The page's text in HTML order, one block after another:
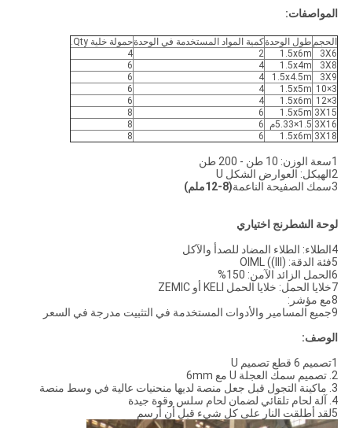
المواصفات:
الحجم طول الوحدةكمية المواد المستخدمة في الوحدةحمولة خلية Qty.
3X6
1.5x6m
2
4
3X8
1.5x4m
4
6
3X9
1.5x4.5m
4
6
3×10
1.5x5m
4
6
3×12
1.5x6m
4
6
3X15
1.5x5m
6
8
3X16 1.5×5.33م 6
8
3X18
1.5x6m
6
8
1سعة الوزن: 10 طن - 200 طن
2الهيكل: العوارض الشكل U
3سمك الصفيحة الناعمة
(8-12ملم)
لوحة الشطرنج اختياري
4الطلاء: الطلاء المضاد للصدأ والآكل
5فئة الدقة: OIML ((III)
6الحمل الزائد الآمن: 150%
7خلايا الحمل: خلايا الحمل KELI أو ZEMIC
8مع مؤشر:
9جميع المسامير والأدوات المستخدمة في التثبيت مدرجة في السعر
الوصف:
1تصميم 6 قطع تصميم U
2. تصميم سمك العجلة U مع 6mm
3. ماكينة التجول قبل جعل منصة لديها منحنيات عالية في وسط منصة
4. آلة لحام تلقائي لضمان لحام سلس وقوة جيدة
5لقد أطلقت النار على كل شيء قبل أن أرسم